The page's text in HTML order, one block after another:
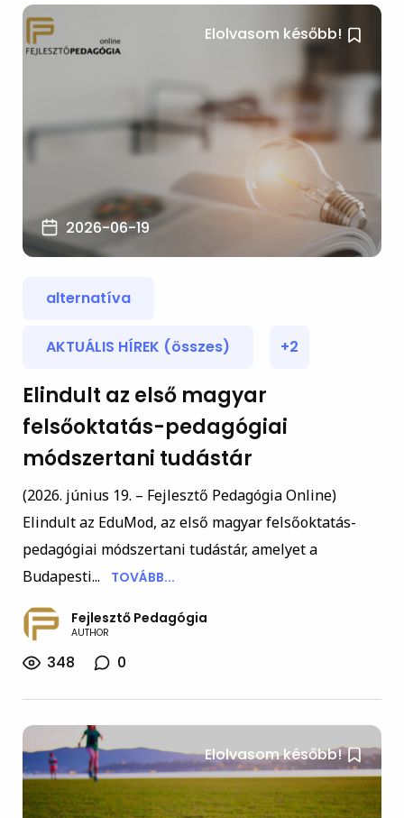
Elolvasom később!
2026-06-19
alternatíva
AKTUÁLIS HÍREK (összes) +2
Elindult az első magyar
felsőoktatás-pedagógiai
módszertani tudástár
(2026. június 19. – Fejlesztő Pedagógia Online)
Elindult az EduMod, az első magyar felsőoktatás-
pedagógiai módszertani tudástár, amelyet a
Budapesti...
TOVÁBB...
Fejlesztő Pedagógia
AUTHOR
348 0
Elolvasom később!